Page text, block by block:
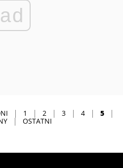
ad
1 2 3 4
5
OSTATNI